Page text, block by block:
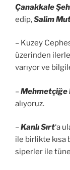
Çanakkale
edip,Salim
– Kuzey
üzerinden
varıyor ve
–Mehmetçiğe
alıyoruz.
–Kanlı Sırt‘a
ile birlikte kısa
siperler ile